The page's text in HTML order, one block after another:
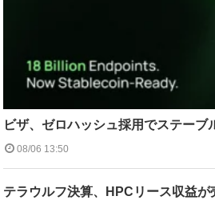
ビザ、ゼロハッシュ採用でステーブ
08/06 13:50
テラウルフ決算、HPCリース収益が